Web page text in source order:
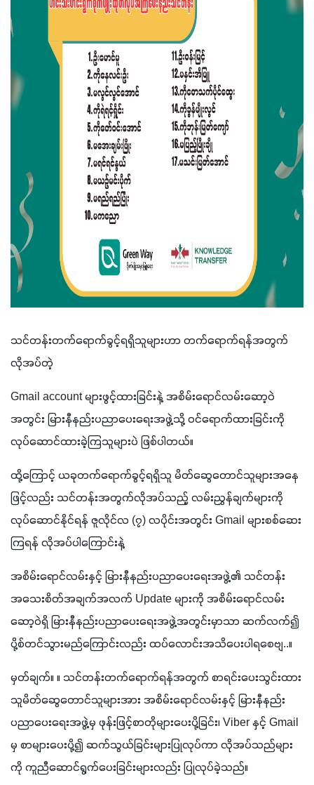
သင်တန်းတက်ရောက်ခွင့်ရရှိသူများဟာ တက်ရောက်ရန်အတွက်
လိုအပ်တဲ့
Gmail account များဖွင့်ထားခြင်းနဲ့ အစိမ်းရောင်လမ်းဆော့ဝဲ
အတွင်း မြားနီနည်းပညာပေးရေးအဖွဲ့သို့ ဝင်ရောက်ထားခြင်းကို
လုပ်ဆောင်ထားခဲ့ကြသူများပဲ ဖြစ်ပါတယ်။
ထို့ကြောင့် ယခုတက်ရောက်ခွင့်ရရှိသူ မိတ်ဆွေတောင်သူများအနေ
ဖြင့်လည်း သင်တန်းအတွက်လိုအပ်သည့် လမ်းညွှန်ချက်များကို
လုပ်ဆောင်နိုင်ရန် ဇူလိုင်လ (၇) လပိုင်းအတွင်း Gmail များစစ်ဆေး
ကြရန် လိုအပ်ပါကြောင်းနဲ့
အစိမ်းရောင်လမ်းနှင့် မြားနီနည်းပညာပေးရေးအဖွဲ့၏ သင်တန်း
အသေးစိတ်အချက်အလက် Update များကို အစိမ်းရောင်လမ်း
ဆော့ဝဲရှိ မြားနီနည်းပညာပေးရေးအဖွဲ့အတွင်းမှာသာ ဆက်လက်၍
ပို့စ်တင်သွားမည်ကြောင်းလည်း ထပ်လောင်းအသိပေးပါရစေဗျ..။
မှတ်ချက်။ ။ သင်တန်းတက်ရောက်ရန်အတွက် စာရင်းပေးသွင်းထား
သူမိတ်ဆွေတောင်သူများအား အစိမ်းရောင်လမ်းနှင့် မြားနီနည်း
ပညာပေးရေးအဖွဲ့မှ ဖုန်းဖြင့်စာတိုများပေးပို့ခြင်း၊ Viber နှင့် Gmail
မှ စာများပေးပို့၍ ဆက်သွယ်ခြင်းများပြုလုပ်ကာ လိုအပ်သည်များ
ကို ကူညီဆောင်ရွက်ပေးခြင်းများလည်း ပြုလုပ်ခဲ့သည်။